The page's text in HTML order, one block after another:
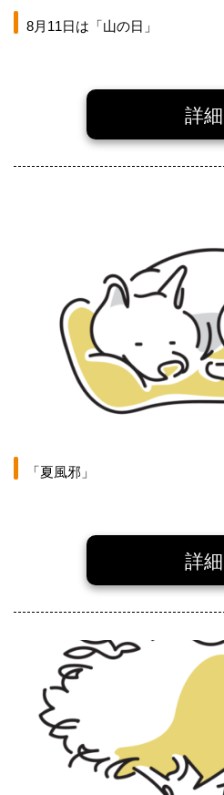
8月11日は「山の日」
詳細
「夏風邪」
詳細